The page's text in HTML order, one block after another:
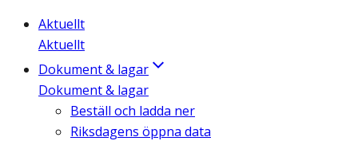
Aktuellt
Aktuellt
Dokument & lagar
Dokument & lagar
Beställ och ladda ner
Riksdagens öppna data